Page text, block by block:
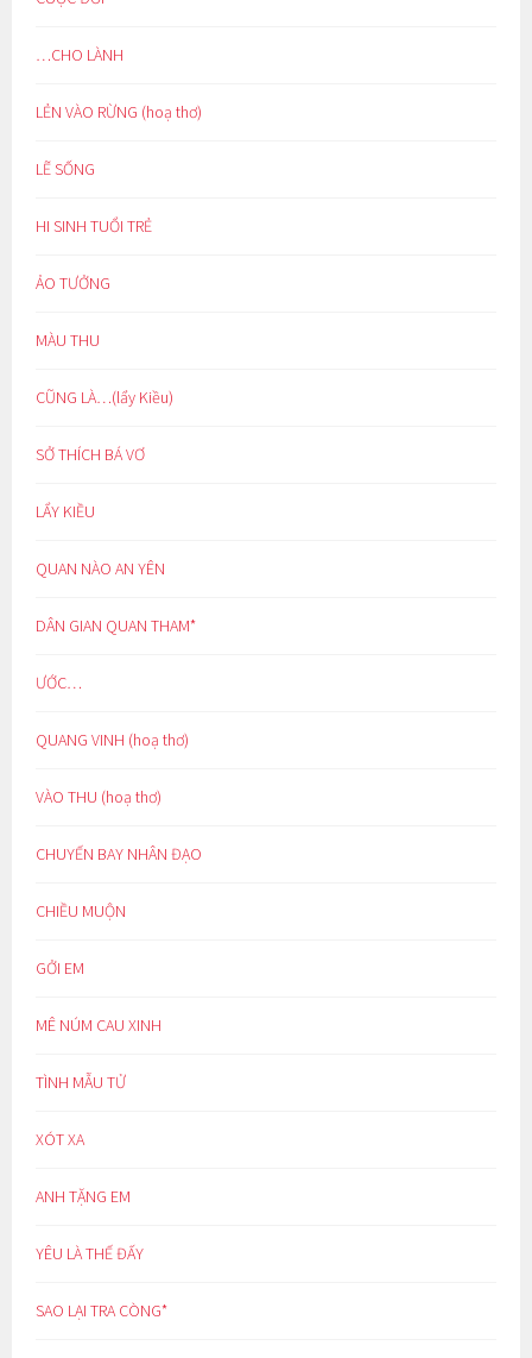
…CHO LÀNH
LẺN VÀO RỪNG (hoạ thơ)
LẼ SỐNG
HI SINH TUỔI TRẺ
ẢO TƯỞNG
MÀU THU
CŨNG LÀ…(lẩy Kiều)
SỞ THÍCH BÁ VƠ
LẨY KIỀU
QUAN NÀO AN YÊN
DÂN GIAN QUAN THAM*
ƯỚC…
QUANG VINH (hoạ thơ)
VÀO THU (hoạ thơ)
CHUYẾN BAY NHÂN ĐẠO
CHIỀU MUỘN
GỞI EM
MÊ NÚM CAU XINH
TÌNH MẪU TỬ
XÓT XA
ANH TẶNG EM
YÊU LÀ THẾ ĐẤY
SAO LẠI TRA CÒNG*